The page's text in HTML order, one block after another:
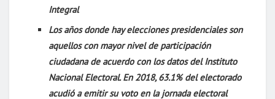
Integral
Los años donde hay elecciones presidenciales son
aquellos con mayor nivel de participación
ciudadana de acuerdo con los datos del Instituto
Nacional Electoral. En 2018, 63.1% del electorado
acudió a emitir su voto en la jornada electoral